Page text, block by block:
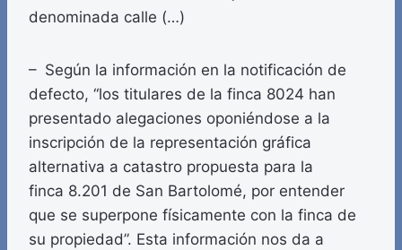
denominada calle (…)
– Según la información en la notificación de
defecto, “los titulares de la finca 8024 han
presentado alegaciones oponiéndose a la
inscripción de la representación gráfica
alternativa a catastro propuesta para la
finca 8.201 de San Bartolomé, por entender
que se superpone físicamente con la finca de
su propiedad”. Esta información nos da a